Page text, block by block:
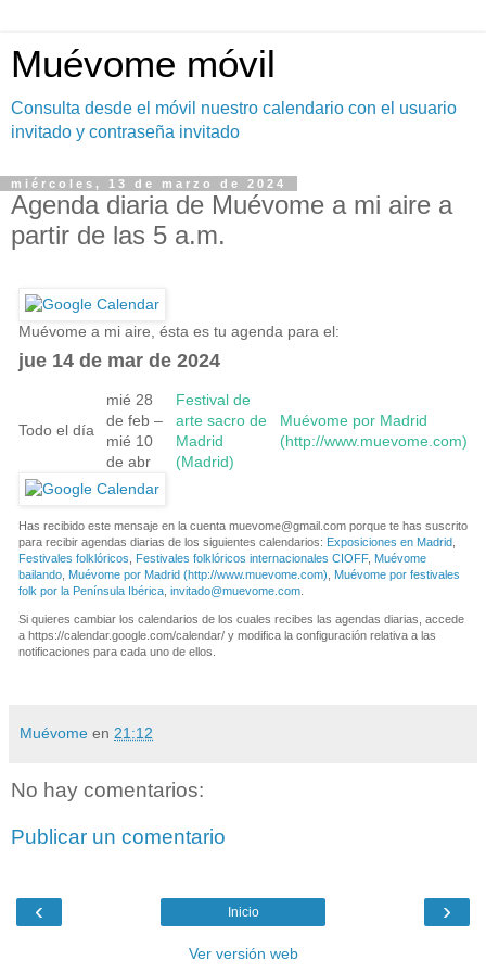
Muévome móvil
Consulta desde el móvil nuestro calendario con el usuario
invitado y contraseña invitado
miércoles, 13 de marzo de 2024
Agenda diaria de Muévome a mi aire a
partir de las 5 a.m.
Muévome a mi aire, ésta es tu agenda para el:
jue 14 de mar de 2024
Todo el día
mié 28
de feb –
mié 10
de abr
Festival de
arte sacro de
Madrid
(Madrid)
Muévome por Madrid
(http://www.muevome.com)
Has recibido este mensaje en la cuenta muevome@gmail.com porque te has suscrito
para recibir agendas diarias de los siguientes calendarios: Exposiciones en Madrid
Festivales folklóricos
Festivales folklóricos internacionales CIOFF, Muévome
bailando Muévome por Madrid (http://www.muevome.com)
Muévome por festivales
folk por la Península Ibérica invitado@muevome.com
Si quieres cambiar los calendarios de los cuales recibes las agendas diarias, accede
a https://calendar.google.com/calendar/ y modifica la configuración relativa a las
notificaciones para cada uno de ellos.
Muévome en 21:12
No hay comentarios:
Publicar un comentario
‹ ›
Inicio
Ver versión web